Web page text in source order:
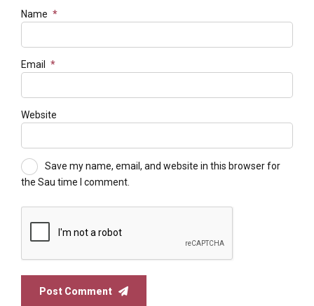
Name *
Email *
Website
Save my name, email, and website in this browser for
the Sau time I comment.
Post Comment